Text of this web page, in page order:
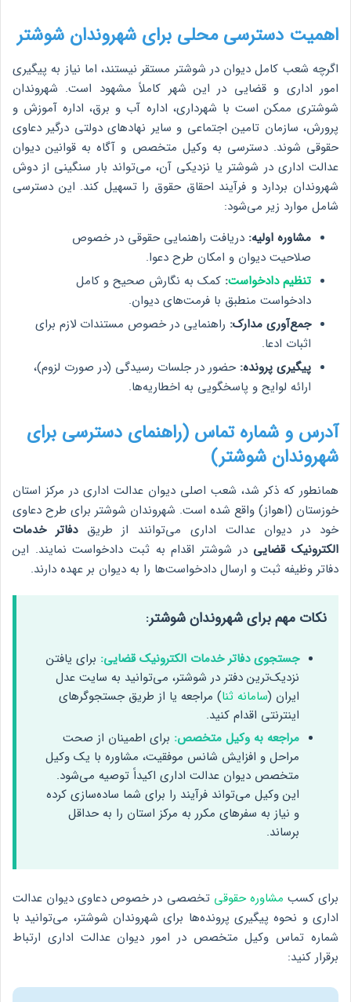
اهمیت دسترسی محلی برای شهروندان شوشتر
اگرچه شعب کامل دیوان در شوشتر مستقر نیستند، اما نیاز به پیگیری
امور اداری و قضایی در این شهر کاملاً مشهود است. شهروندان
شوشتری ممکن است با شهرداری، اداره آب و برق، اداره آموزش و
پرورش، سازمان تامین اجتماعی و سایر نهادهای دولتی درگیر دعاوی
حقوقی شوند. دسترسی به وکیل متخصص و آگاه به قوانین دیوان
عدالت اداری در شوشتر یا نزدیکی آن، می‌تواند بار سنگینی از دوش
شهروندان بردارد و فرآیند احقاق حقوق را تسهیل کند. این دسترسی
شامل موارد زیر می‌شود:
مشاوره اولیه: دریافت راهنمایی حقوقی در خصوص
صلاحیت دیوان و امکان طرح دعوا.
تنظیم دادخواست: کمک به نگارش صحیح و کامل
دادخواست منطبق با فرمت‌های دیوان.
جمع‌آوری مدارک: راهنمایی در خصوص مستندات لازم برای
اثبات ادعا.
پیگیری پرونده: حضور در جلسات رسیدگی (در صورت لزوم)،
ارائه لوایح و پاسخگویی به اخطاریه‌ها.
آدرس و شماره تماس (راهنمای دسترسی برای
شهروندان شوشتر)
همانطور که ذکر شد، شعب اصلی دیوان عدالت اداری در مرکز استان
خوزستان (اهواز) واقع شده است. شهروندان شوشتر برای طرح دعاوی
خود در دیوان عدالت اداری می‌توانند از طریقدفاتر خدمات
الکترونیک قضایی در شوشتر اقدام به ثبت دادخواست نمایند. این
دفاتر وظیفه ثبت و ارسال دادخواست‌ها را به دیوان بر عهده دارند.
نکات مهم برای شهروندان شوشتر:
جستجوی دفاتر خدمات الکترونیک قضایی: برای یافتن
نزدیک‌ترین دفتر در شوشتر، می‌توانید به سایت عدل
ایران (سامانه ثنا) مراجعه یا از طریق جستجوگرهای
اینترنتی اقدام کنید.
مراجعه به وکیل متخصص: برای اطمینان از صحت
مراحل و افزایش شانس موفقیت، مشاوره با یک وکیل
متخصص دیوان عدالت اداری اکیداً توصیه می‌شود.
این وکیل می‌تواند فرآیند را برای شما ساده‌سازی کرده
و نیاز به سفرهای مکرر به مرکز استان را به حداقل
برساند.
برای کسب مشاوره حقوقی تخصصی در خصوص دعاوی دیوان عدالت
اداری و نحوه پیگیری پرونده‌ها برای شهروندان شوشتر، می‌توانید با
شماره تماس وکیل متخصص در امور دیوان عدالت اداری ارتباط
برقرار کنید: